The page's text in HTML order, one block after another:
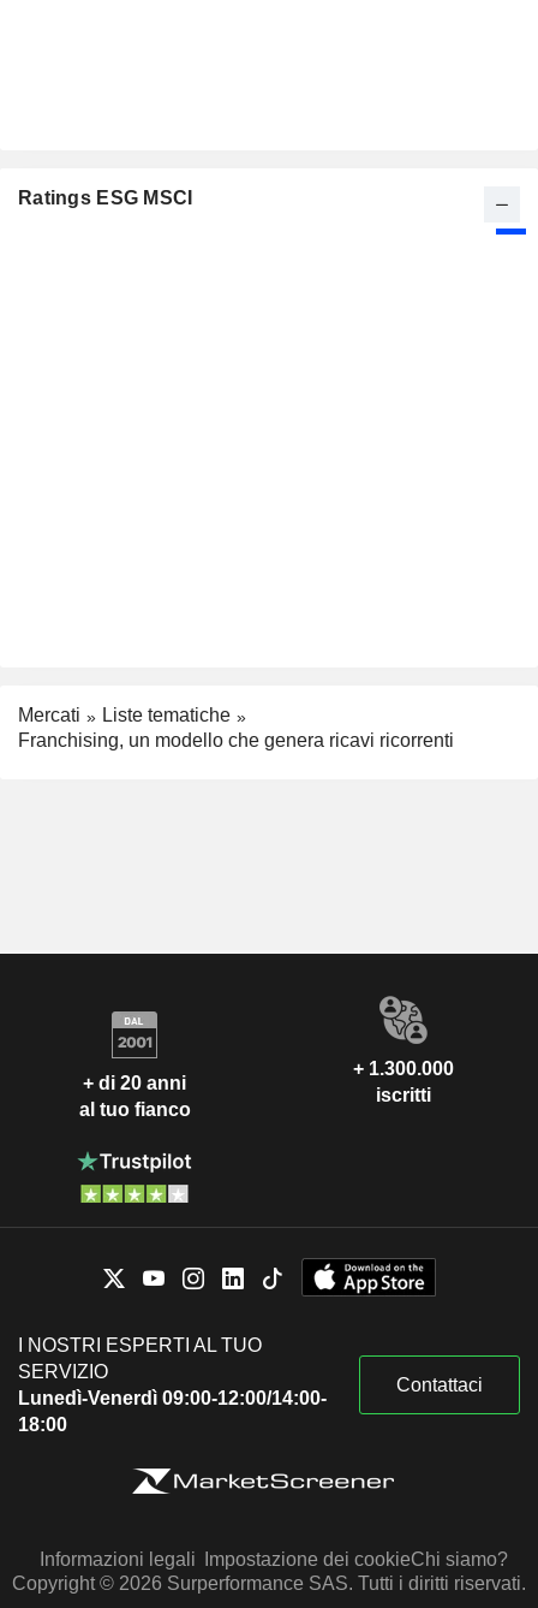
Ratings ESG MSCI
Mercati
Liste tematiche
Franchising, un modello che genera ricavi ricorrenti
+ di 20 anni
al tuo fianco
+ 1.300.000
iscritti
I NOSTRI ESPERTI AL TUO
SERVIZIO
Lunedì-Venerdì 09:00-12:00/14:00-
18:00
Contattaci
Informazioni legali Impostazione dei cookieChi siamo?
Copyright © 2026 Surperformance SAS. Tutti i diritti riservati.